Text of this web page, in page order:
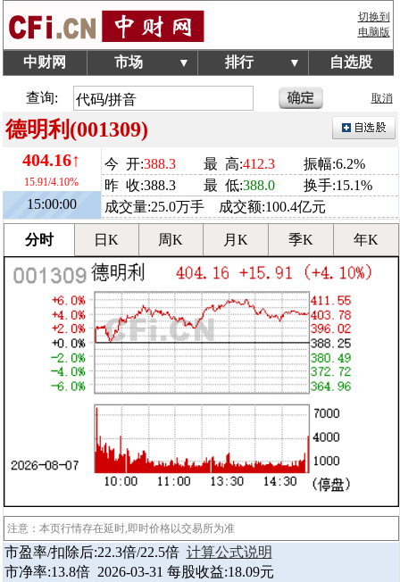
切换到
电脑版
中财网 市场 ▼ 排行 ▼ 自选股
查询: 取消
德明利(001309)
404.16↑
15.91/4.10%
15:00:00
今 开:388.3 最 高:412.3
振幅:6.2%
昨 收:388.3
最 低:388.0
换手:15.1%
成交量:25.0万手 成交额:100.4亿元
分时 日K 周K 月K 季K 年K
注意：本页行情存在延时,即时价格以交易所为准
市盈率/扣除后:22.3倍/22.5倍 计算公式说明
市净率:13.8倍 2026-03-31 每股收益:18.09元